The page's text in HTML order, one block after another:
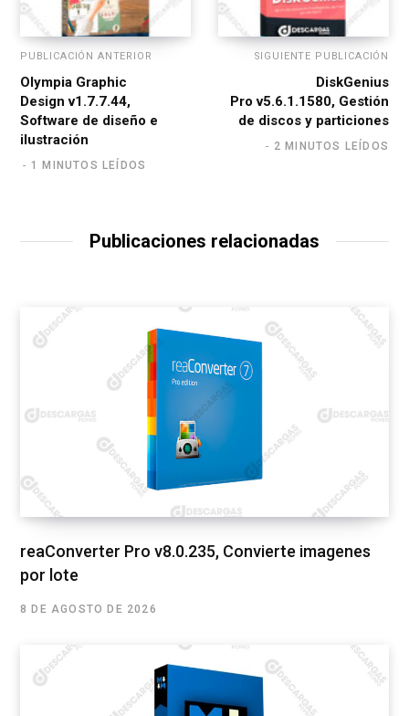
PUBLICACIÓN ANTERIOR
Olympia Graphic
Design v1.7.7.44,
Software de diseño e
ilustración
1 MINUTOS LEÍDOS
SIGUIENTE PUBLICACIÓN
DiskGenius
Pro v5.6.1.1580, Gestión
de discos y particiones
2 MINUTOS LEÍDOS
Publicaciones relacionadas
reaConverter Pro v8.0.235, Convierte imagenes
por lote
8 DE AGOSTO DE 2026